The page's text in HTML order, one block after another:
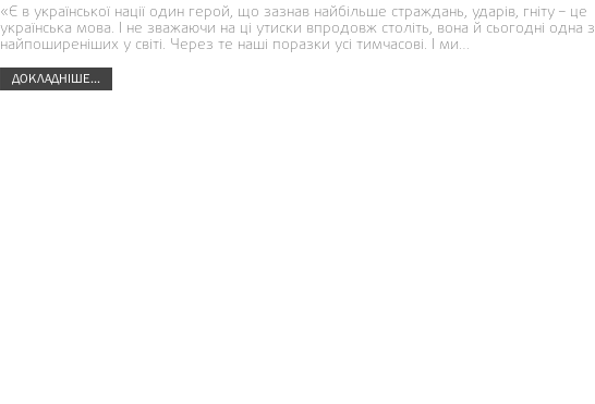
«Є в української нації один герой, що зазнав найбільше страждань, ударів, гніту – це
українська мова. І не зважаючи на ці утиски впродовж століть, вона й сьогодні одна з
найпоширеніших у світі. Через те наші поразки усі тимчасові. І ми…
ДОКЛАДНІШЕ...